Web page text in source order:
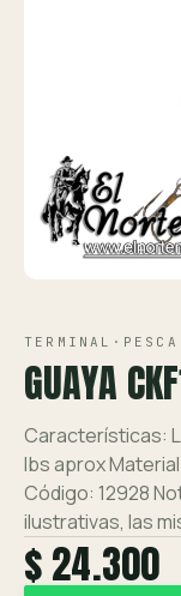
Contáctanos
VISTA 1/1
TERMINAL · PESCA
GUAYA
Características:
lbs aprox
Código: 12928
ilustrativas, las
$ 24.300